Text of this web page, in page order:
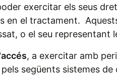
exercitar els seus
en el tractament.
o el seu representant
, a exercitar amb
següents sistemes